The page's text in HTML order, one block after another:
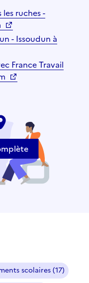
ruches -
- Issoudun à
France Travail
scolaires (17)